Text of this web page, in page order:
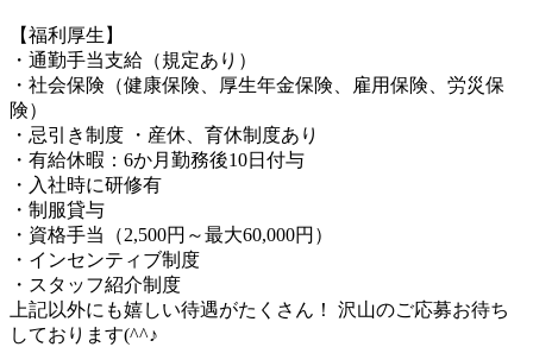
【福利厚生】
・通勤手当支給（規定あり）
・社会保険（健康保険、厚生年金保険、雇用保険、労災保
険）
・忌引き制度 ・産休、育休制度あり
・有給休暇：6か月勤務後10日付与
・入社時に研修有
・制服貸与
・資格手当（2,500円～最大60,000円）
・インセンティブ制度
・スタッフ紹介制度
上記以外にも嬉しい待遇がたくさん！ 沢山のご応募お待ち
しております(^^♪